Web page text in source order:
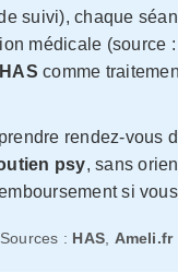
suivi), chaque
médicale (source :
HAS comme
rendez-vous
psy, sans
si
: HAS, Ameli.fr